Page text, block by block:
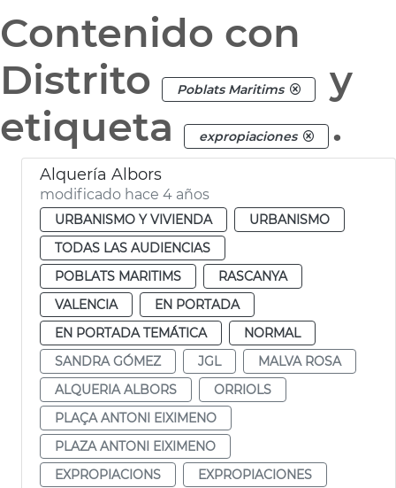
Contenido con
Distrito
Poblats Maritims
y
etiqueta
expropiaciones .
Alquería Albors
modificado hace 4 años
URBANISMO Y VIVIENDA
URBANISMO
TODAS LAS AUDIENCIAS
POBLATS MARITIMS
RASCANYA
VALENCIA
EN PORTADA
EN PORTADA TEMÁTICA
NORMAL
SANDRA GÓMEZ
JGL
MALVA ROSA
ALQUERIA ALBORS
ORRIOLS
PLAÇA ANTONI EIXIMENO
PLAZA ANTONI EIXIMENO
EXPROPIACIONS
EXPROPIACIONES